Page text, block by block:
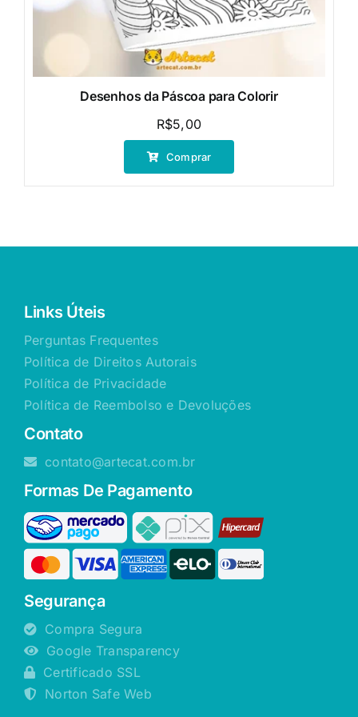
Desenhos da Páscoa para Colorir
R$5,00
Comprar
Links Úteis
Perguntas Frequentes
Política de Direitos Autorais
Política de Privacidade
Política de Reembolso e Devoluções
Contato
contato@artecat.com.br
Formas De Pagamento
Segurança
Compra Segura
Google Transparency
Certificado SSL
Norton Safe Web